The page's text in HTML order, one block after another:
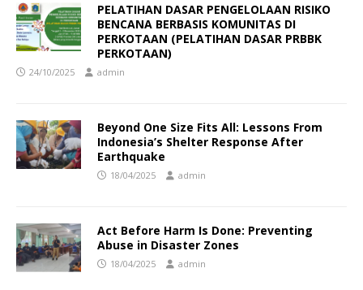
PELATIHAN DASAR PENGELOLAAN RISIKO
BENCANA BERBASIS KOMUNITAS DI
PERKOTAAN (PELATIHAN DASAR PRBBK
PERKOTAAN)
24/10/2025 admin
Beyond One Size Fits All: Lessons From
Indonesia’s Shelter Response After
Earthquake
18/04/2025 admin
Act Before Harm Is Done: Preventing
Abuse in Disaster Zones
18/04/2025 admin